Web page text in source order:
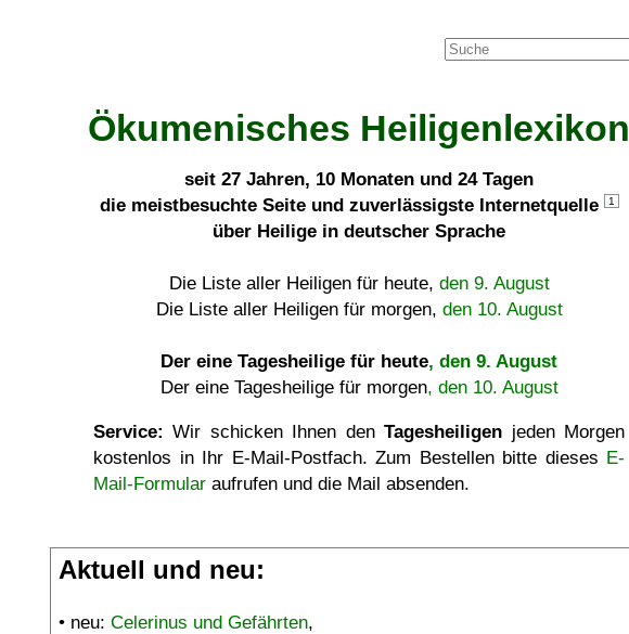
Ökumenisches Heiligenlexikon
seit 27 Jahren, 10 Monaten und 24 Tagen
die meistbesuchte Seite und zuverlässigste Internetquelle
1
über Heilige in deutscher Sprache
Die Liste aller Heiligen für heute, den 9. August
Die Liste aller Heiligen für morgen, den 10. August
Der eine Tagesheilige für heute, den 9. August
Der eine Tagesheilige für morgen, den 10. August
Service: Wir schicken Ihnen denTagesheiligen jeden Morgen
kostenlos in Ihr E-Mail-Postfach. Zum Bestellen bitte dieses E-
Mail-Formular aufrufen und die Mail absenden.
Aktuell und neu:
• neu: Celerinus und Gefährten,